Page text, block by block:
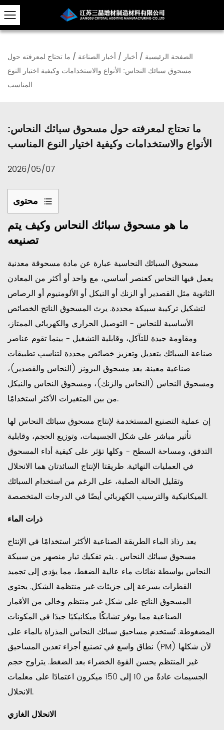
الصفحة الرئيسية / أخبار / أخبار الصناعة / ما تحتاج لمعرفته حول
مسحوق سبائك النحاس: الأنواع والاستخدامات وكيفية اختيار النوع
المناسب
ما تحتاج لمعرفته حول مسحوق سبائك النحاس:
الأنواع والاستخدامات وكيفية اختيار النوع المناسب
2026/05/07
محتوى
1
ما
هو
سبائك
النحاس
وكيف
يتم
تصنيعه
1.1
ذرات
الماء
1.2
الانحلال
الغازي
1.3
صناعة
السبائك
الميكانيكية
2
الأنواع
الرئيسية
لمساحيق
سبائك
النحاس
وتركيباتها
التطبيقات
الصناعية
الرئيسية
لمسحوق
سبائك
النحاس
3.1
مكونات
مسحوق
3.2
ما هو مسحوق سبائك النحاس وكيف يتم
تصنيعه
مسحوق السبائك النحاسية عبارة عن مادة مسحوقة معدنية
يعمل فيها النحاس كعنصر أساسي، مع واحد أو أكثر من المعادن
الثانوية مثل القصدير أو الزنك أو النيكل أو الألومنيوم أو الرصاص
لتشكيل تركيبة سبيكة محددة. يرث المسحوق الناتج الخصائص
الأساسية للنحاس - التوصيل الحراري والكهربائي الممتاز،
ومقاومة جيدة للتآكل، وقابلية التشغيل - بينما تقوم عناصر
صناعة السبائك بتعديل وتعزيز خصائص محددة لتناسب تطبيقات
صناعية معينة. يعد مسحوق البرونز (النحاس والقصدير)،
ومسحوق النحاس (النحاس والزنك)، ومسحوق النحاس والنيكل
من بين المتغيرات الأكثر استخدامًا.
إن عملية التصنيع المستخدمة لإنتاج مسحوق سبائك النحاس لها
تأثير مباشر على شكل الجسيمات، وتوزيع الحجم، وقابلية
التدفق، ومساحة السطح - وكلها تؤثر على كيفية أداء المسحوق
في العمليات النهائية. طريقتا الإنتاج السائدتان هما الانحلال
وتقليل الحالة الصلبة، على الرغم من استخدام السبائك
الميكانيكية والترسيب الكهربائي أيضًا في الدرجات المتخصصة.
ذرات الماء
يعد رذاذ الماء الطريقة الصناعية الأكثر استخدامًا في الإنتاج
مسحوق سبائك النحاس . يتم تفكيك تيار منصهر من سبيكة
النحاس بواسطة نفاثات ماء عالية الضغط، مما يؤدي إلى تجميد
القطرات بسرعة إلى جزيئات غير منتظمة الشكل. يحتوي
المسحوق الناتج على شكل غير منتظم وخالي من الأقمار
الصناعية مما يوفر تشابكًا ميكانيكيًا جيدًا في المكونات
المضغوطة. تُستخدم مساحيق سبائك النحاس المذراة بالماء على
نطاق واسع في تصنيع أجزاء تعدين المساحيق (PM) لأن شكلها
غير المنتظم يحسن القوة الخضراء بعد الضغط. يتراوح حجم
الجسيمات عادةً من 10 إلى 150 ميكرون اعتمادًا على معلمات
الانحلال.
الانحلال الغازي